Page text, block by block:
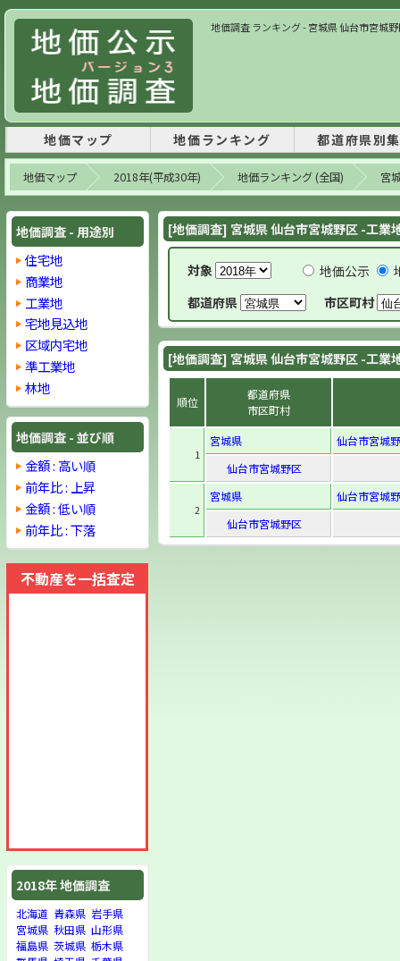
地価調査 ランキング - 宮城県 仙台市宮城
地価マップ 地価ランキング 都道府県別
地価マップ 2018年(平成30年) 地価ランキング (全国) 宮
地価調査 - 用途別
住宅地
商業地
工業地
宅地見込地
区域内宅地
準工業地
林地
地価調査 - 並び順
金額 : 高い順
前年比 : 上昇
金額 : 低い順
前年比 : 下落
不動産を一括査定
2018年 地価調査
北海道 青森県 岩手県
宮城県 秋田県 山形県
福島県 茨城県 栃木県
[地価調査] 宮城県 仙台市宮城野区 -工業
対象 地価公示
都道府県
市区町村
[地価調査] 宮城県 仙台市宮城野区 -工業
順位
都道府県
市区町村
1
宮城県
仙台市宮城
仙台市宮城野区
2
宮城県
仙台市宮城
仙台市宮城野区